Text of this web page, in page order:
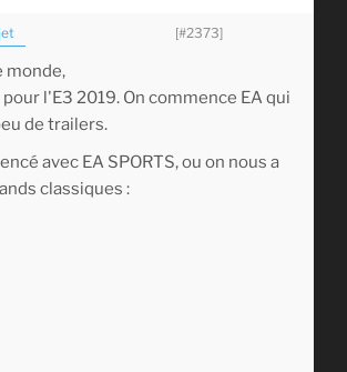
[#2373]
monde,
l'E3 2019. On commence EA qui
de trailers.
avec EA SPORTS, ou on nous a
classiques :